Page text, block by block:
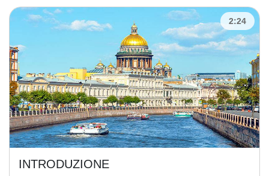
2:24
INTRODUZIONE